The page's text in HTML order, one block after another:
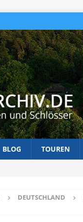
BLOG TOUREN
DEUTSCHLAND